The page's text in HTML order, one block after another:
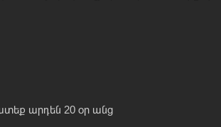
արդեն 20 օր անց